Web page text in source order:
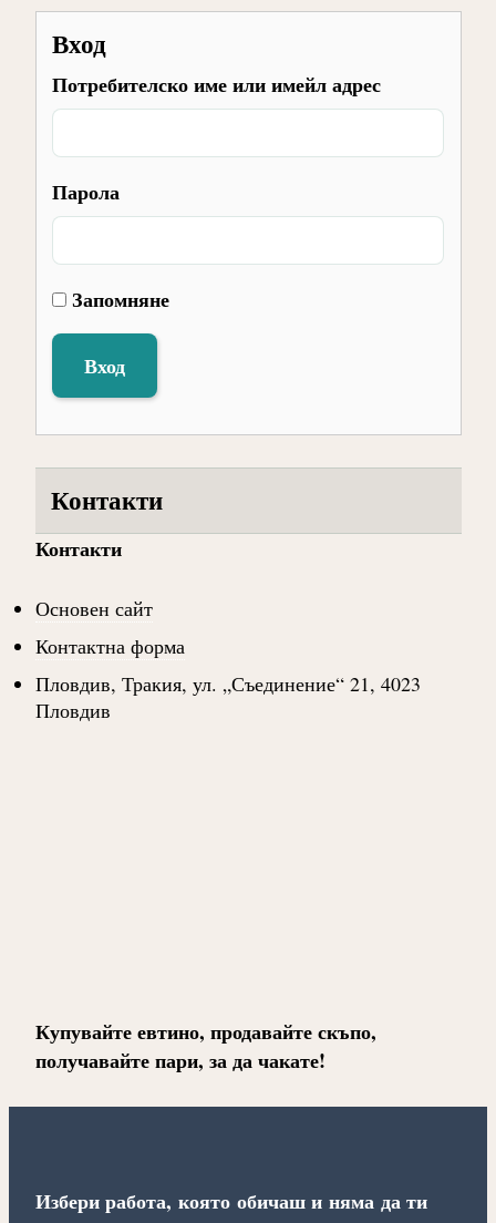
Вход
Потребителско име или имейл адрес
Парола
Запомняне
Вход
Контакти
Контакти
Основен сайт
Контактна форма
Пловдив, Тракия, ул. „Съединение“ 21, 4023
Пловдив
Купувайте евтино, продавайте скъпо,
получавайте пари, за да чакате!
Избери работа, която обичаш и няма да ти